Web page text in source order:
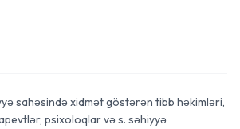
sahəsində xidmət göstərən tibb həkimləri,
psixoloqlar və s. səhiyyə